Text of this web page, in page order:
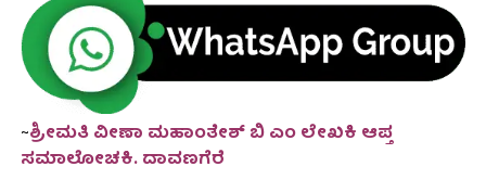
~ಶ್ರೀಮತಿ ವೀಣಾ ಮಹಾಂತೇಶ್ ಬಿ ಎಂ ಲೇಖಕಿ ಆಪ್ತ
ಸಮಾಲೋಚಕಿ. ದಾವಣಗೆರೆ